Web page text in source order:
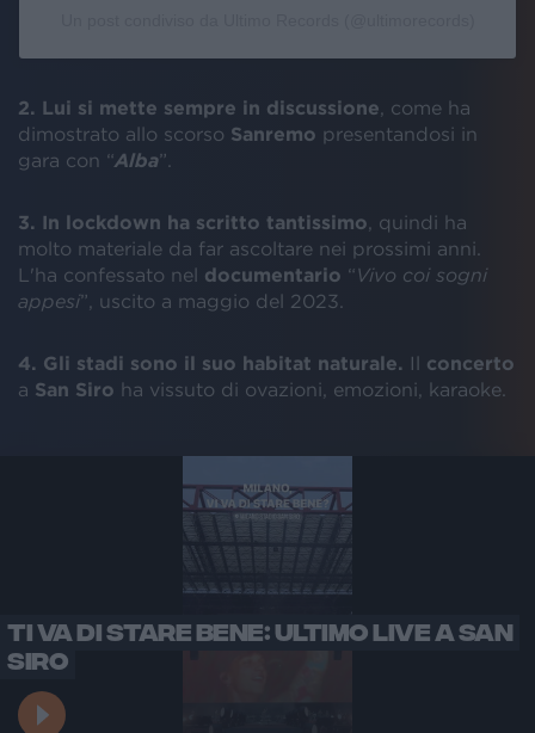
2. Lui si mette sempre in discussione , come ha
dimostrato allo scorso Sanremo presentandosi in
gara con “Alba”.
3. In lockdown ha scritto tantissimo , quindi ha
molto materiale da far ascoltare nei prossimi anni.
L'ha confessato nel documentario “Vivo coi sogni
appesi”, uscito a maggio del 2023.
4. Gli stadi sono il suo habitat naturale. Il concerto
a San Siro ha vissuto di ovazioni, emozioni, karaoke.
TI VA DI STARE BENE: ULTIMO LIVE A SAN
SIRO